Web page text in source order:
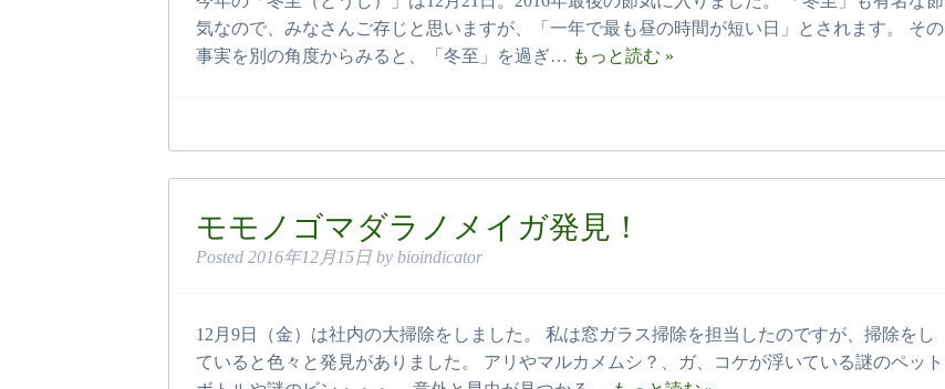
気なので、みなさんご存じと思いますが、「一年で最も昼の時間が短い日」とされます。 その
事実を別の角度からみると、「冬至」を過ぎ… もっと読む »
モモノゴマダラノメイガ発見！
Posted 2016年12月15日 by bioindicator
12月9日（金）は社内の大掃除をしました。 私は窓ガラス掃除を担当したのですが、掃除をし
ていると色々と発見がありました。 アリやマルカメムシ？、ガ、コケが浮いている謎のペット